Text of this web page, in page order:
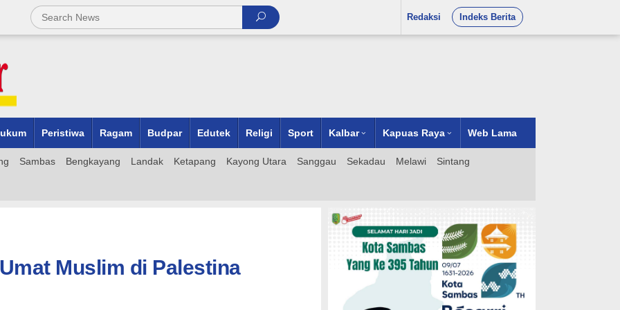
Redaksi Indeks Berita
Peristiwa Ragam Budpar Edutek Religi Sport Kalbar Kapuas Raya Web Lama
Sambas Bengkayang Landak Ketapang Kayong Utara Sanggau Sekadau Melawi Sintang
Muslim di Palestina